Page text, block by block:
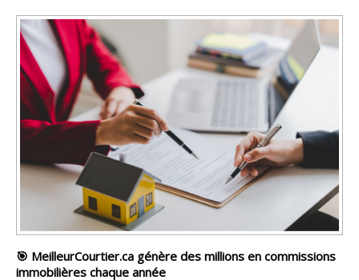
LAVAL
RÉGIONS
CATÉGORIES ▼
ACHETEUR / VENDEUR▼
ENTREPRENEURS
ESPACE COURTIER▼
🎯 MeilleurCourtier.ca génère des millions en commissions
immobilières chaque année